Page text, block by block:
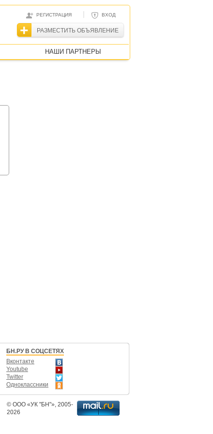
РЕГИСТРАЦИЯ | ВХОД
РАЗМЕСТИТЬ ОБЪЯВЛЕНИЕ
НАШИ ПАРТНЕРЫ
БН.РУ В СОЦСЕТЯХ
Вконтакте
Youtube
Twitter
Одноклассники
© ООО «УК "БН"» , 2005-
2026